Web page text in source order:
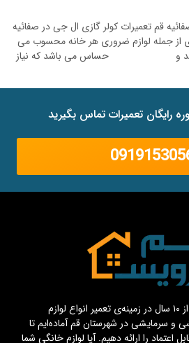
قم تعمیرات کولر گازی ال جی در صفائیه
از جمله لوازم ضروری هر خانه محسوب می
و حساس می باشد که نیاز
رایگان تعمیرات تماس بگیرید
با تخصص و تجربه‌ی بیش از ۱۰ سال در زمینه‌ی تعمیر انواع لوازم
و سرمایشی در شهرستان قم آماده‌ایم تا
اعتماد را ارائه دهیم. آیا لوازم خانگی شما